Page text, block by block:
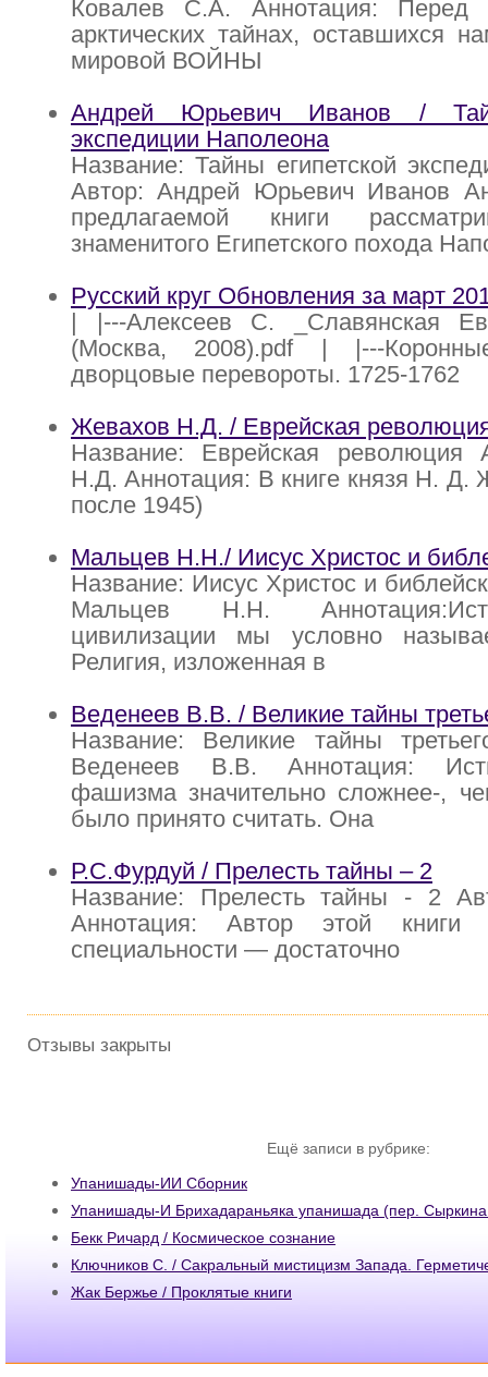
Ковалев С.А. Аннотация: Перед
арктических тайнах, оставшихся
мировой ВОЙНЫ
Андрей Юрьевич Иванов /
экспедиции Наполеона
Название: Тайны египетской
Автор: Андрей Юрьевич Иванов
предлагаемой книги
знаменитого Египетского похода
Русский круг Обновления за март
| |---Алексеев С. _Славянская
(Москва, 2008).pdf | |---
дворцовые перевороты. 1725-1762
Жевахов Н.Д. / Еврейская
Название: Еврейская революция
Н.Д. Аннотация: В книге князя Н. Д.
после 1945)
Мальцев Н.Н./ Иисус Христос и
Название: Иисус Христос и
Мальцев Н.Н.
цивилизации мы условно
Религия, изложенная в
Веденеев В.В. / Великие тайны
Название: Великие тайны
Веденеев В.В. Аннотация:
фашизма значительно сложнее-,
было принято считать. Она
Р.С.Фурдуй / Прелесть тайны – 2
Название: Прелесть тайны - 2
Аннотация: Автор этой
специальности — достаточно
Отзывы закрыты
Ещё записи в рубрике:
Упанишады-ИИ Сборник
Упанишады-И Брихадараньяка упанишада (пер.
Бекк Ричард / Космическое сознание
Ключников С. / Сакральный мистицизм Запада.
Жак Бержье / Проклятые книги